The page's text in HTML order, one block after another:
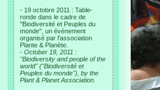
- 19 octobre 2011 : Table-
ronde dans le cadre de
"Biodiversité et Peuples du
monde", un événement
organisé par l'association
Plante & Planète.
- October 19, 2011 :
"Biodiversity and people of the
world" ("Biodiversité et
Peuples du monde"), by the
Plant & Planet Association.